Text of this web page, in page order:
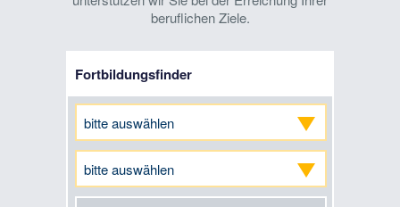
beruflichen Ziele.
Fortbildungsfinder